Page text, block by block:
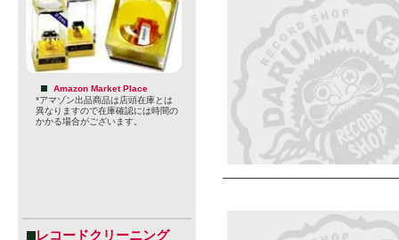
Amazon Market Place
*アマゾン出品商品は店頭在庫とは
異なりますので在庫確認には時間の
かかる場合がございます。
レコードクリーニング